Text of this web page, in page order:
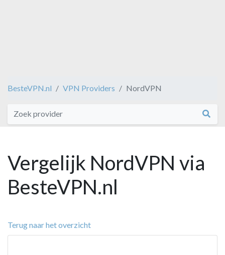
BesteVPN.nl VPN Providers NordVPN
Vergelijk NordVPN via
BesteVPN.nl
Terug naar het overzicht